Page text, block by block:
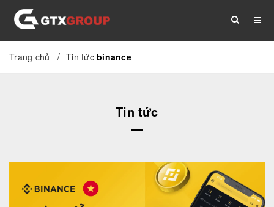
TRANG CHỦ GIỚI THIỆU
TÀI LIỆU
Trang chủ / Tin tức binance
Tin tức